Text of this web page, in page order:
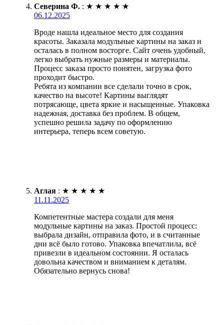
Северина Ф. : ★ ★ ★ ★ ★
06.12.2025
Вроде нашла идеальное место для создания
красоты. Заказала модульные картины на заказ и
осталась в полном восторге. Сайт очень удобный,
легко выбрать нужные размеры и материалы.
Процесс заказа просто понятен, загрузка фото
проходит быстро.
Ребята из компании все сделали точно в срок,
качество на высоте! Картины выглядят
потрясающе, цвета яркие и насыщенные. Упаковка
надежная, доставка без проблем. В общем,
успешно решила задачу по оформлению
интерьера, теперь всем советую.
Аглая : ★ ★ ★ ★ ★
11.11.2025
Компетентные мастера создали для меня
модульные картины на заказ. Простой процесс:
выбрала дизайн, отправила фото, и в считанные
дни всё было готово. Упаковка впечатлила, всё
привезли в идеальном состоянии. Я осталась
довольна качеством и вниманием к деталям.
Обязательно вернусь снова!